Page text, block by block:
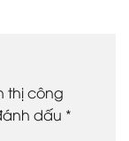
thị công
dấu *